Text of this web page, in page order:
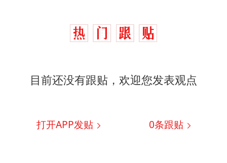
目前还没有跟贴，欢迎您发表观点
打开APP发贴 0条跟贴